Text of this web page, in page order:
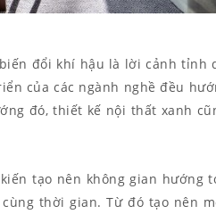
đổi khí hậu là lời cảnh tỉnh
của các ngành nghề đều
đó, thiết kế nội thất xanh
tạo nên không gian hướng
thời gian. Từ đó tạo nên